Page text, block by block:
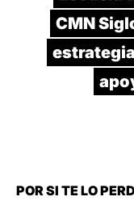
CMN
POR SI TE LO